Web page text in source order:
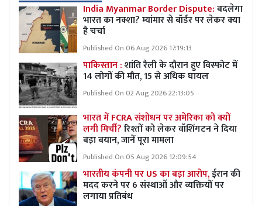
India Myanmar Border Dispute:बदलेगा
भारत का नक्शा? म्यांमार से बॉर्डर पर लेकर क्या
है चर्चा
Published On 06 Aug 2026 17:19:13
पाकिस्तान :शांति रैली के दौरान हुए विस्फोट में
14 लोगों की मौत, 15 से अधिक घायल
Published On 02 Aug 2026 22:13:05
भारत में FCRA संशोधन पर अमेरिका को क्यों
लगी मिर्ची?रिश्तों को लेकर वॉशिंगटन ने दिया
बड़ा बयान, जानें पूरा मामला
Published On 05 Aug 2026 12:09:54
भारतीय कंपनी पर US का बड़ा आरोप,ईरान की
मदद करने पर 6 संस्थाओं और व्यक्तियों पर
लगाया प्रतिबंध